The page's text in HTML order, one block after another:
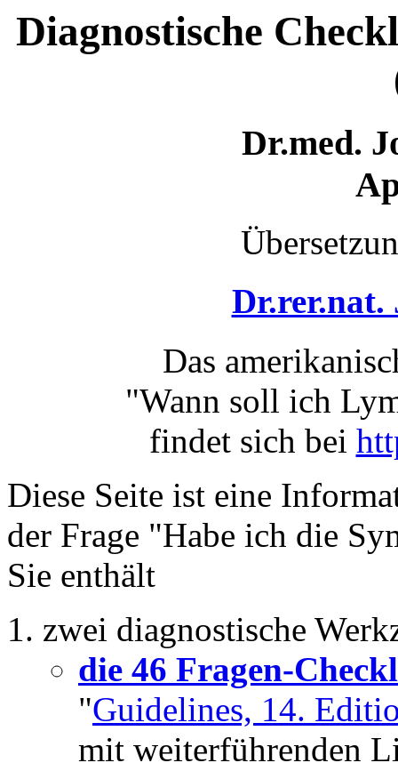
Diagnostische
Dr.med.
Dr.rer.nat.
Das
"Wann soll ich
findet sich bei
Diese Seite ist eine
der Frage "Habe ich die
Sie enthält
zwei diagnostische
die 46 Fragen-
"Guidelines, 14.
mit weiterführenden